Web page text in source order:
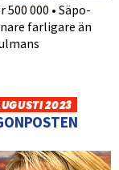
000 • Säpo-
farligare än
2023